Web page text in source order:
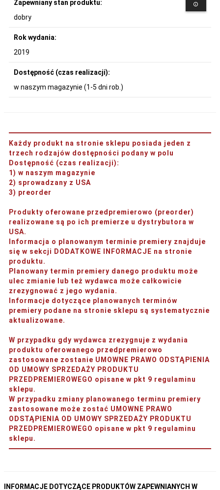
Zapewniany stan produktu:
dobry
Rok wydania:
2019
Dostępność (czas realizacji):
w naszym magazynie (1-5 dni rob.)
Każdy produkt na stronie sklepu posiada jeden z
trzech rodzajów dostępności podany w polu
Dostępność (czas realizacji):
1) w naszym magazynie
2) sprowadzany z USA
3) preorder
Produkty oferowane przedpremierowo (preorder)
realizowane są po ich premierze u dystrybutora w
USA.
Informacja o planowanym terminie premiery znajduje
się w sekcji DODATKOWE INFORMACJE na stronie
produktu.
Planowany termin premiery danego produktu może
ulec zmianie lub też wydawca może całkowicie
zrezygnować z jego wydania.
Informacje dotyczące planowanych terminów
premiery podane na stronie sklepu są systematycznie
aktualizowane.
W przypadku gdy wydawca zrezygnuje z wydania
produktu oferowanego przedpremierowo
zastosowane zostanie UMOWNE PRAWO ODSTĄPIENIA
OD UMOWY SPRZEDAŻY PRODUKTU
PRZEDPREMIEROWEGO opisane w pkt 9 regulaminu
sklepu.
W przypadku zmiany planowanego terminu premiery
zastosowane może zostać UMOWNE PRAWO
ODSTĄPIENIA OD UMOWY SPRZEDAŻY PRODUKTU
PRZEDPREMIEROWEGO opisane w pkt 9 regulaminu
sklepu.
INFORMACJE DOTYCZĄCE PRODUKTÓW ZAPEWNIANYCH W